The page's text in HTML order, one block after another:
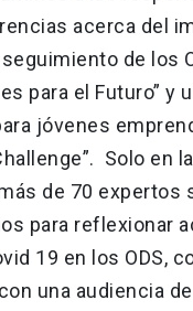
acerca del
de los
para el Futuro” y
jóvenes
Solo en
de 70 expertos
para reflexionar
19 en los ODS,
una audiencia